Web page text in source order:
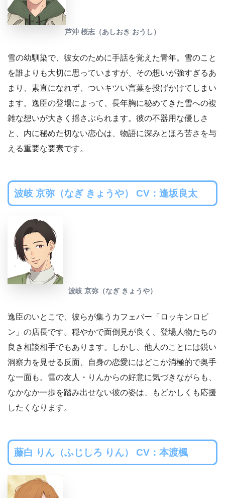
芦沖 桜志（あしおき おうし）
雪の幼馴染で、彼女のために手話を覚えた青年。雪のこと
を誰よりも大切に思っていますが、その想いが強すぎるあ
まり、素直になれず、ついキツい言葉を投げかけてしまい
ます。逸臣の登場によって、長年胸に秘めてきた雪への複
雑な想いが大きく揺さぶられます。彼の不器用な優しさ
と、内に秘めた切ない恋心は、物語に深みとほろ苦さを与
える重要な要素です。
波岐 京弥（なぎ きょうや） CV：逢坂良太
波岐 京弥（なぎ きょうや）
逸臣のいとこで、彼らが集うカフェバー「ロッキンロビ
ン」の店長です。穏やかで面倒見が良く、登場人物たちの
良き相談相手でもあります。しかし、他人のことには鋭い
洞察力を見せる反面、自身の恋愛にはどこか消極的で奥手
な一面も。雪の友人・りんからの好意に気づきながらも、
なかなか一歩を踏み出せない彼の姿は、もどかしくも応援
したくなります。
藤白 りん（ふじしろ りん） CV：本渡楓